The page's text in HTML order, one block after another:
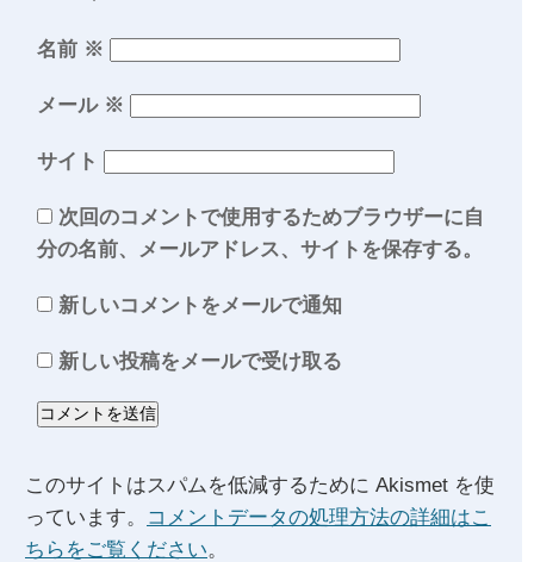
名前 ※
メール ※
サイト
次回のコメントで使用するためブラウザーに自
分の名前、メールアドレス、サイトを保存する。
新しいコメントをメールで通知
新しい投稿をメールで受け取る
このサイトはスパムを低減するために Akismet を使
っています。
コメントデータの処理方法の詳細はこ
ちらをご覧ください。